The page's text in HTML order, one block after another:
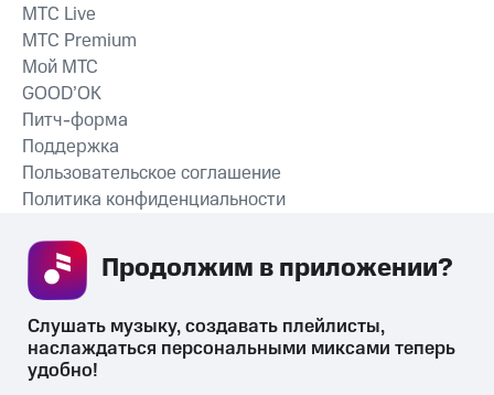
СКАЧАТЬ ПРИЛОЖЕНИЕ
MTС Live
MTС Premium
Мой МТС
GOOD’OK
Питч-форма
Поддержка
Пользовательское соглашение
Политика конфиденциальности
Слушать музыку, создавать плейлисты,
наслаждаться персональными миксами теперь
удобно!